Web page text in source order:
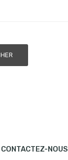
CONTACTEZ-NOUS